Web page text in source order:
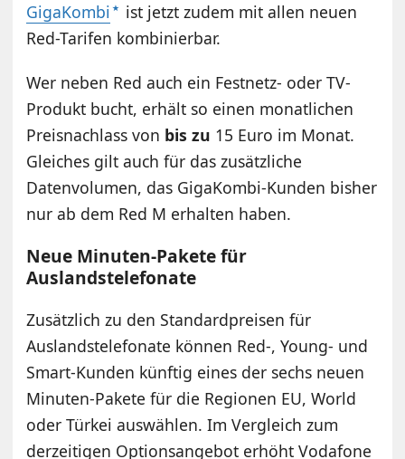
GigaKombi
ist jetzt zudem mit allen neuen
Red-Tarifen kombinierbar.
Wer neben Red auch ein Festnetz- oder TV-
Produkt bucht, erhält so einen monatlichen
Preisnachlass von bis zu 15 Euro im Monat.
Gleiches gilt auch für das zusätzliche
Datenvolumen, das GigaKombi-Kunden bisher
nur ab dem Red M erhalten haben.
Neue Minuten-Pakete für
Auslandstelefonate
Zusätzlich zu den Standardpreisen für
Auslandstelefonate können Red-, Young- und
Smart-Kunden künftig eines der sechs neuen
Minuten-Pakete für die Regionen EU, World
oder Türkei auswählen. Im Vergleich zum
derzeitigen Optionsangebot erhöht Vodafone